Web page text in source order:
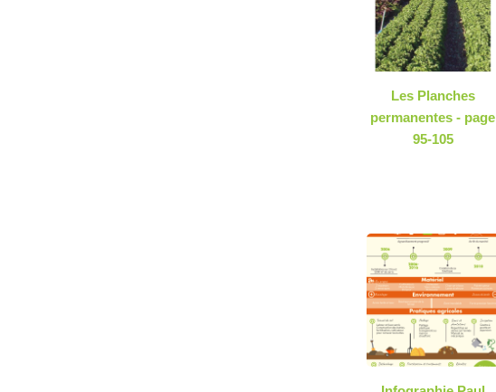
Les Planches
permanentes - page
95-105